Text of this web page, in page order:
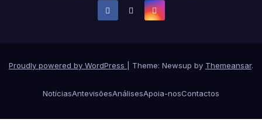
Proudly powered by WordPress Theme: Newsup by Themeansar.
NotíciasAntevisõesAnálisesApoia-nosContactos